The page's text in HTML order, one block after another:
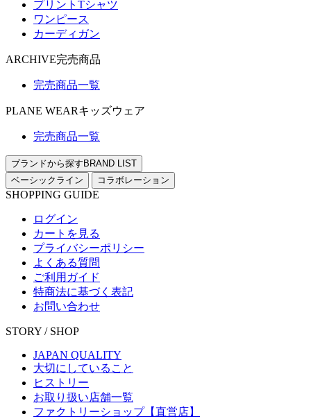
プリントTシャツ
ワンピース
カーディガン
ARCHIVE完売商品
完売商品一覧
PLANE WEARキッズウェア
完売商品一覧
ブランドから探す BRAND LIST
ベーシックライン
コラボレーション
SHOPPING GUIDE
ログイン
カートを見る
プライバシーポリシー
よくある質問
ご利用ガイド
特商法に基づく表記
お問い合わせ
STORY / SHOP
JAPAN QUALITY
大切にしていること
ヒストリー
お取り扱い店舗一覧
ファクトリーショップ【直営店】